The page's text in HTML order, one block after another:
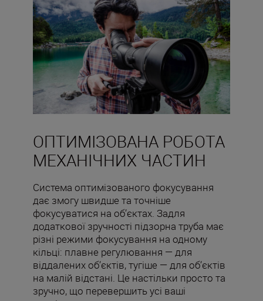
ОПТИМІЗОВАНА РОБОТА
МЕХАНІЧНИХ ЧАСТИН
Система оптимізованого фокусування
дає змогу швидше та точніше
фокусуватися на об’єктах. Задля
додаткової зручності підзорна труба має
різні режими фокусування на одному
кільці: плавне регулювання — для
віддалених об’єктів, тугіше — для об’єктів
на малій відстані. Це настільки просто та
зручно, що перевершить усі ваші